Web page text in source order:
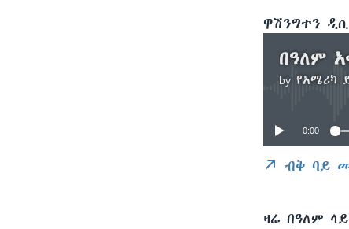
ዋሽንግተን
by የአሜሪካ
0:00
ብቅ ባይ
ዛሬ በዓለም